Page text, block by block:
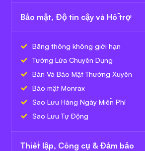
Bảo mật, Độ tin cậy và Hỗ trợ
Băng thông không giới hạn
Tường Lửa Chuyên Dụng
Bản Vá Bảo Mật Thường Xuyên
Bảo mật Monrax
Sao Lưu Hàng Ngày Miễn Phí
Sao Lưu Tự Động
Thiết lập, Công cụ & Đảm bảo